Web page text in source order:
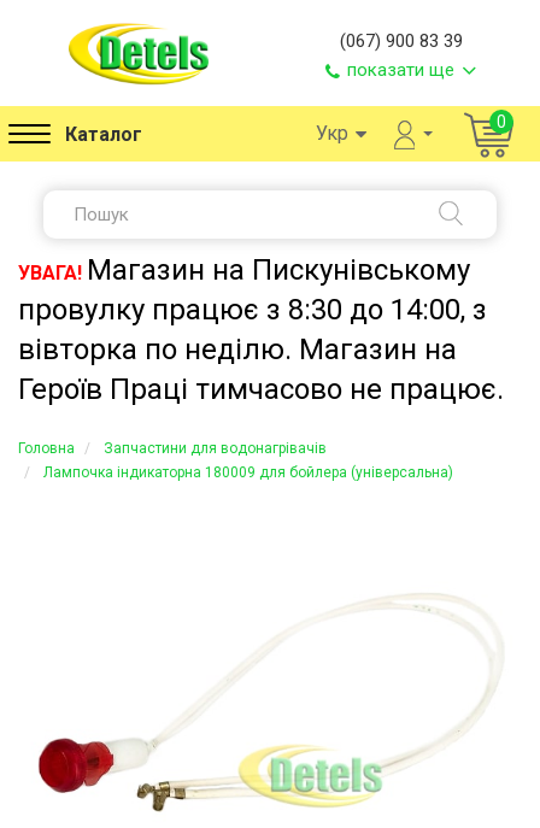
(067) 900 83 39
показати ще
Каталог Укр 0
УВАГА! Магазин на Пискунівському
провулку працює з 8:30 до 14:00, з
вівторка по неділю. Магазин на
Героїв Праці тимчасово не працює.
Головна
Запчастини для водонагрівачів
Лампочка індикаторна 180009 для бойлера (універсальна)